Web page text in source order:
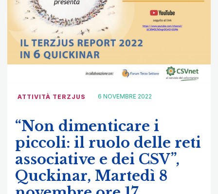
ATTIVITÀ TERZJUS 6 NOVEMBRE 2022
“Non dimenticare i
piccoli: il ruolo delle reti
associative e dei CSV”,
Quckinar, Martedì 8